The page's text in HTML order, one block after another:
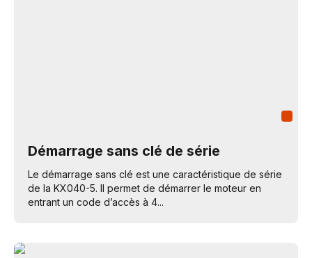
Démarrage sans clé de série
Le démarrage sans clé est une caractéristique de série
de la KX040-5. Il permet de démarrer le moteur en
entrant un code d’accès à 4...